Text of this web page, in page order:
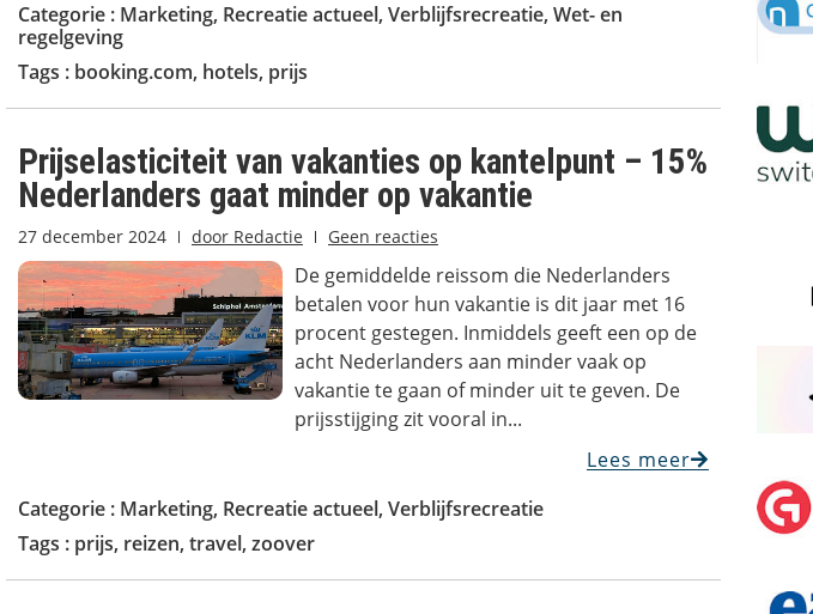
Categorie : Marketing, Recreatie actueel, Verblijfsrecreatie, Wet- en
regelgeving
Tags : booking.com, hotels, prijs
Prijselasticiteit van vakanties op kantelpunt – 15%
Nederlanders gaat minder op vakantie
27 december 2024 door Redactie Geen reacties
De gemiddelde reissom die Nederlanders
betalen voor hun vakantie is dit jaar met 16
procent gestegen. Inmiddels geeft een op de
acht Nederlanders aan minder vaak op
vakantie te gaan of minder uit te geven. De
prijsstijging zit vooral in...
Lees meer
Categorie : Marketing, Recreatie actueel, Verblijfsrecreatie
Tags : prijs, reizen, travel, zoover